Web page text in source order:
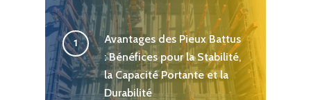
Avantages des Pieux Battus
: Bénéfices pour la Stabilité,
la Capacité Portante et la
Durabilité